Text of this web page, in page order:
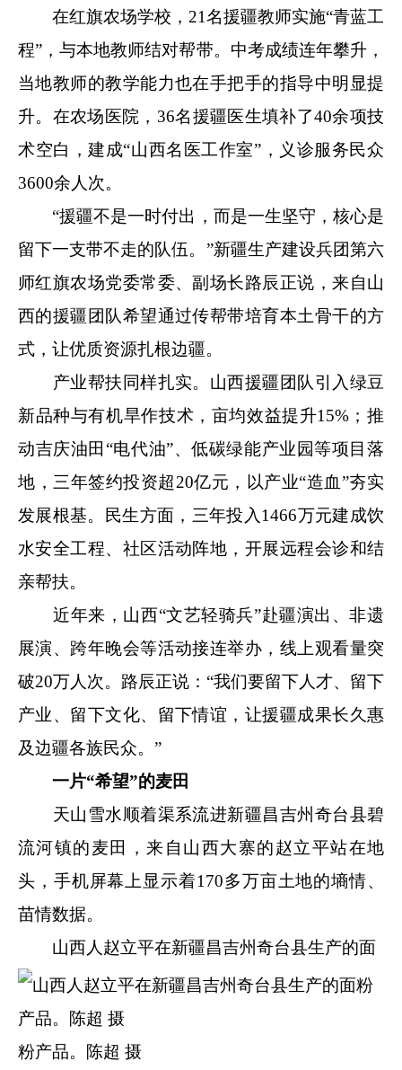
在红旗农场学校，21名援疆教师实施“青蓝工
程”，与本地教师结对帮带。中考成绩连年攀升，
当地教师的教学能力也在手把手的指导中明显提
升。在农场医院，36名援疆医生填补了40余项技
术空白，建成“山西名医工作室”，义诊服务民众
3600余人次。
“援疆不是一时付出，而是一生坚守，核心是
留下一支带不走的队伍。”新疆生产建设兵团第六
师红旗农场党委常委、副场长路辰正说，来自山
西的援疆团队希望通过传帮带培育本土骨干的方
式，让优质资源扎根边疆。
产业帮扶同样扎实。山西援疆团队引入绿豆
新品种与有机旱作技术，亩均效益提升15%；推
动吉庆油田“电代油”、低碳绿能产业园等项目落
地，三年签约投资超20亿元，以产业“造血”夯实
发展根基。民生方面，三年投入1466万元建成饮
水安全工程、社区活动阵地，开展远程会诊和结
亲帮扶。
近年来，山西“文艺轻骑兵”赴疆演出、非遗
展演、跨年晚会等活动接连举办，线上观看量突
破20万人次。路辰正说：“我们要留下人才、留下
产业、留下文化、留下情谊，让援疆成果长久惠
及边疆各族民众。”
一片“希望”的麦田
天山雪水顺着渠系流进新疆昌吉州奇台县碧
流河镇的麦田，来自山西大寨的赵立平站在地
头，手机屏幕上显示着170多万亩土地的墒情、
苗情数据。
山西人赵立平在新疆昌吉州奇台县生产的面
粉产品。陈超 摄